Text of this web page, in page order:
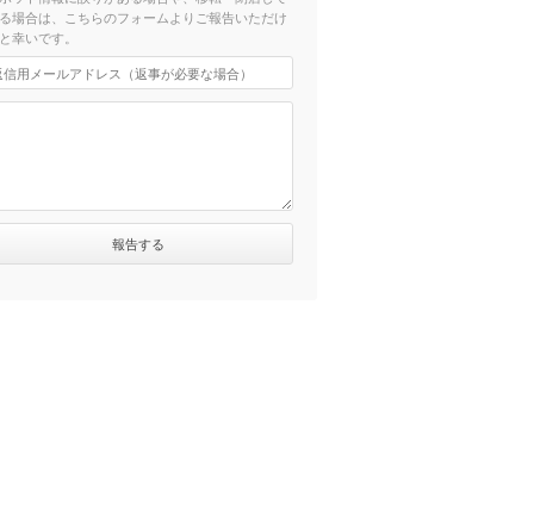
場合は、こちらのフォームよりご報告いただけ
幸いです。